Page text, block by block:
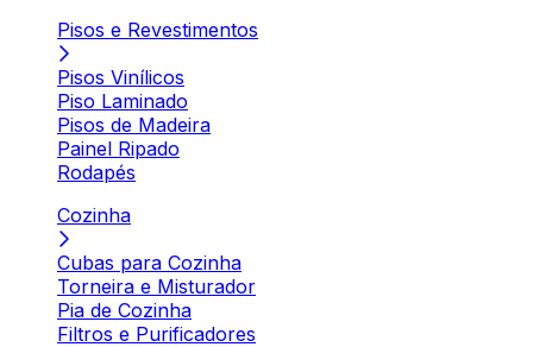
Pisos e Revestimentos
Pisos Vinílicos
Piso Laminado
Pisos de Madeira
Painel Ripado
Rodapés
Cozinha
Cubas para Cozinha
Torneira e Misturador
Pia de Cozinha
Filtros e Purificadores